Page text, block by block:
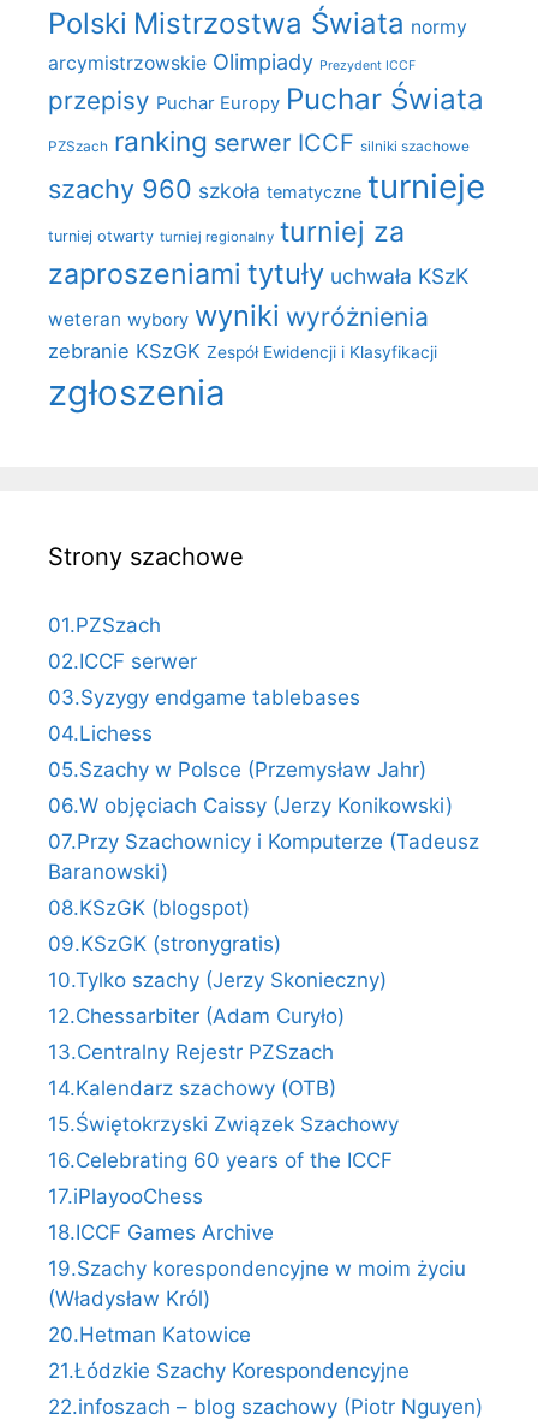
Polski Mistrzostwa Świata normy
arcymistrzowskie Olimpiady Prezydent ICCF
przepisy Puchar Europy Puchar Świata
PZSzach ranking serwer ICCF silniki szachowe
szachy 960 szkoła tematyczne turnieje
turniej otwarty turniej regionalny turniej za
zaproszeniami tytuły uchwała KSzK
weteran wybory wyniki wyróżnienia
zebranie KSzGK Zespół Ewidencji i Klasyfikacji
zgłoszenia
Strony szachowe
01.PZSzach
02.ICCF serwer
03.Syzygy endgame tablebases
04.Lichess
05.Szachy w Polsce (Przemysław Jahr)
06.W objęciach Caissy (Jerzy Konikowski)
07.Przy Szachownicy i Komputerze (Tadeusz
Baranowski)
08.KSzGK (blogspot)
09.KSzGK (stronygratis)
10.Tylko szachy (Jerzy Skonieczny)
12.Chessarbiter (Adam Curyło)
13.Centralny Rejestr PZSzach
14.Kalendarz szachowy (OTB)
15.Świętokrzyski Związek Szachowy
16.Celebrating 60 years of the ICCF
17.iPlayooChess
18.ICCF Games Archive
19.Szachy korespondencyjne w moim życiu
(Władysław Król)
20.Hetman Katowice
21.Łódzkie Szachy Korespondencyjne
22.infoszach – blog szachowy (Piotr Nguyen)